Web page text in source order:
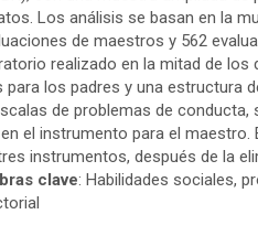
Los análisis se basan en la
de maestros y 562
realizado en la mitad de
para los padres y una
de problemas de
el instrumento para el
instrumentos, después de la
clave: Habilidades sociales,